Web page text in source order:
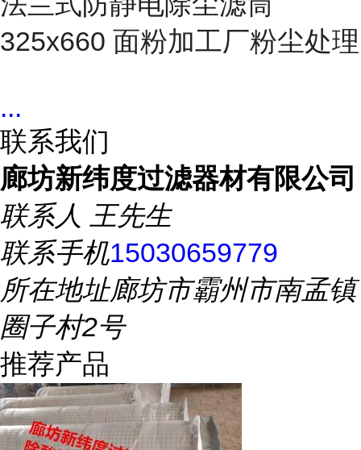
325x660 面粉加工厂粉尘处理
...
联系我们
廊坊新纬度过滤器材有限公司
联系人 王先生
联系手机15030659779
所在地址廊坊市霸州市南孟镇
圈子村2号
推荐产品